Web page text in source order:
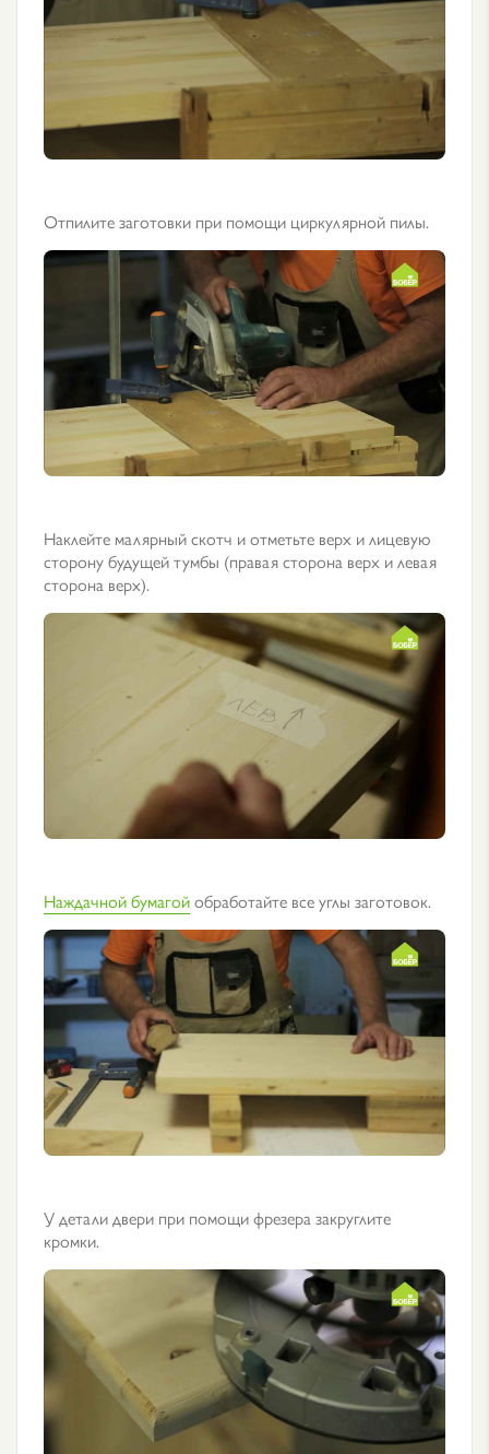
Отпилите заготовки при помощи циркулярной пилы.
Наклейте малярный скотч и отметьте верх и лицевую
сторону будущей тумбы (правая сторона верх и левая
сторона верх).
Наждачной бумагойобработайте все углы заготовок.
У детали двери при помощи фрезера закруглите
кромки.